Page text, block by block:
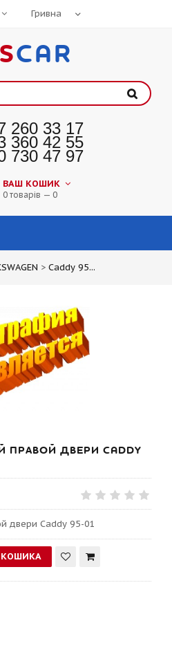
CAR
260 33 17
360 42 55
730 47 97
ВАШ КОШИК
0 товарів — 0
> Caddy 95...
ДВЕРИ CADDY
двери Caddy 95-01